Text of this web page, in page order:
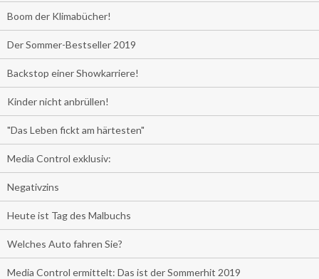
Boom der Klimabücher!
Der Sommer-Bestseller 2019
Backstop einer Showkarriere!
Kinder nicht anbrüllen!
"Das Leben fickt am härtesten"
Media Control exklusiv:
Negativzins
Heute ist Tag des Malbuchs
Welches Auto fahren Sie?
Media Control ermittelt: Das ist der Sommerhit 2019